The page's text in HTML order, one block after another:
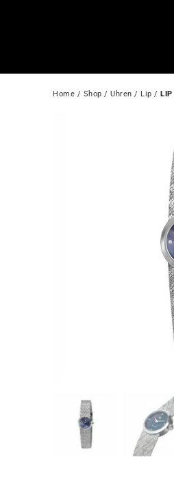
Home / Shop / Uhren / Lip /